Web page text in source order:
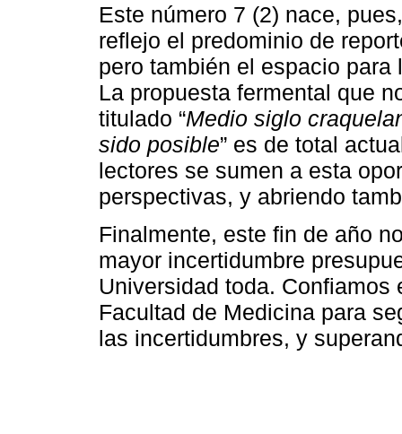
Este número 7 (2) nace,
reflejo el predominio de
pero también el espacio
La propuesta fermental que
titulado “Medio siglo
sido posible” es de total
lectores se sumen a esta
perspectivas, y abriendo
Finalmente, este fin de año
mayor incertidumbre
Universidad toda.
Facultad de Medicina para
las incertidumbres, y